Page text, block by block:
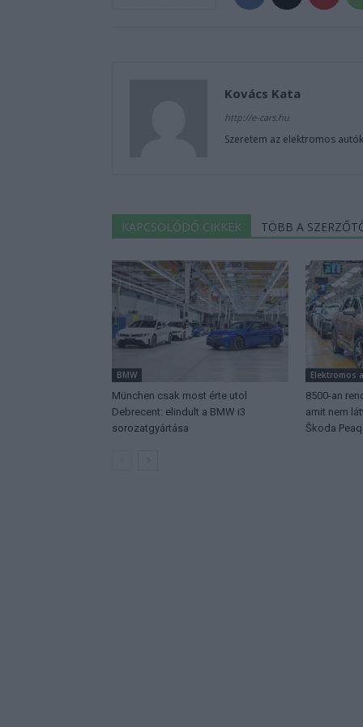
Kovács Kata
http://e-cars.hu
Szeretem az elektromos
KAPCSOLÓDÓ CIKKEK TÖBB A
BMW
München csak most érte utol
Debrecent: elindult a BMW i3
sorozatgyártása
Elektromos
8500-an
amit nem
Škoda